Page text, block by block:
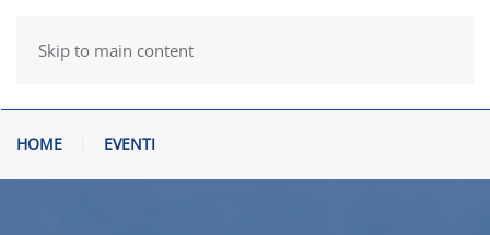
Skip to main content
HOME EVENTI